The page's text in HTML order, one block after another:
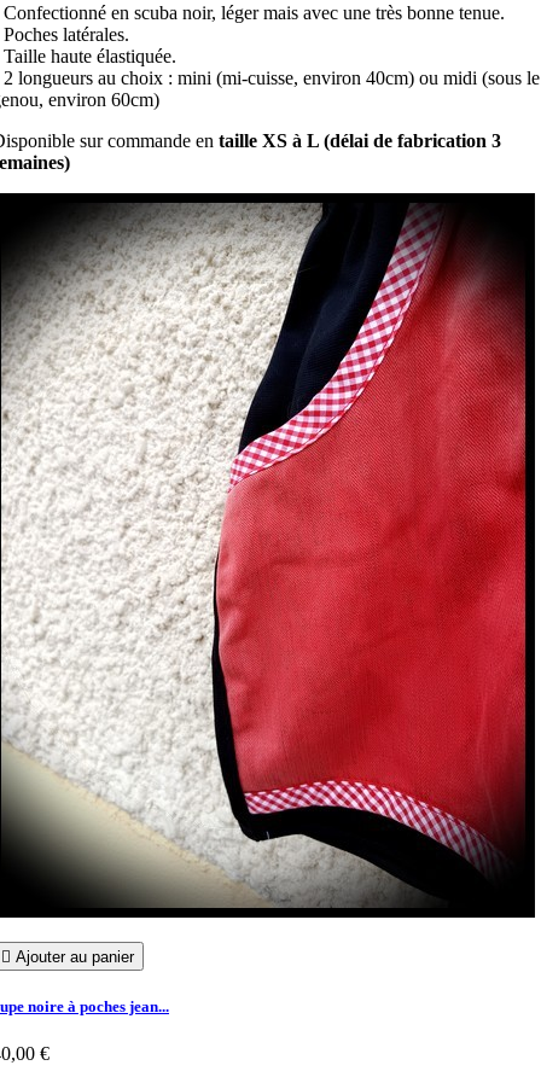
Confectionné en scuba noir, léger mais avec une très bonne tenue.
Poches latérales.
Taille haute élastiquée.
2 longueurs au choix : mini (mi-cuisse, environ 40cm) ou midi (sous le
environ 60cm)
sur commande en taille XS à L (délai de fabrication 3
 Ajouter au panier
noire à poches jean...
€